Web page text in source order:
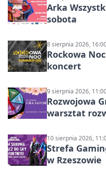
Arka
sobota
8 sierpnia 2026,
Rockowa
koncert
9 sierpnia 2026,
Rozwojowa
warsztat
10 sierpnia 2026,
Strefa
w Rzeszowie